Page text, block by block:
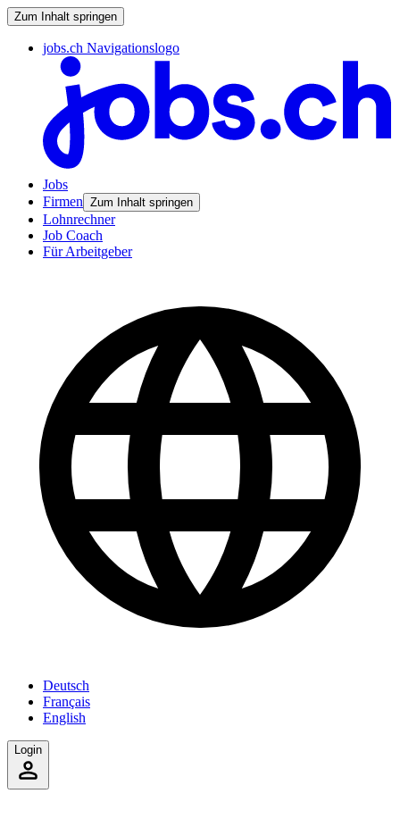
Zum Inhalt springen
jobs.ch Navigationslogo
Jobs
Firmen Zum Inhalt springen
Lohnrechner
Job Coach
Für Arbeitgeber
Deutsch
Français
English
Login